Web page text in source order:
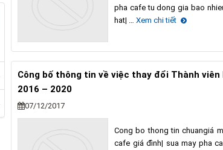
pha cafe tu dong gia bao
hat| … Xem chi tiết
Công bố thông tin về việc thay đổi Thành viên
2016 – 2020
07/12/2017
Cong bo thong tin chuangiá
cafe giá đình| sua may pha